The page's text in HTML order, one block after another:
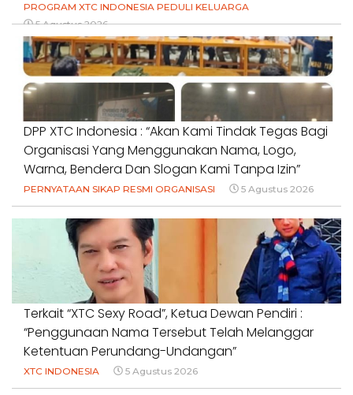
PROGRAM XTC INDONESIA PEDULI KELUARGA
5 Agustus 2026
DPP XTC Indonesia : “Akan Kami Tindak Tegas Bagi
Organisasi Yang Menggunakan Nama, Logo,
Warna, Bendera Dan Slogan Kami Tanpa Izin”
PERNYATAAN SIKAP RESMI ORGANISASI 5 Agustus 2026
Terkait “XTC Sexy Road”, Ketua Dewan Pendiri :
“Penggunaan Nama Tersebut Telah Melanggar
Ketentuan Perundang-Undangan”
XTC INDONESIA 5 Agustus 2026